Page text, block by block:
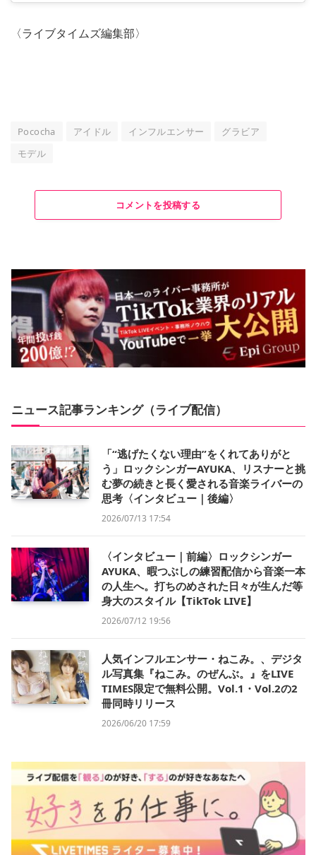
〈ライブタイムズ編集部〉
Pococha アイドル インフルエンサー
グラビア
モデル
コメントを投稿する
ニュース記事ランキング（ライブ配信）
「“逃げたくない理由”をくれてありがと
う」ロックシンガーAYUKA、リスナーと挑
む夢の続きと長く愛される音楽ライバーの
思考〈インタビュー｜後編〉
2026/07/13 17:54
〈インタビュー｜前編〉ロックシンガー
AYUKA、暇つぶしの練習配信から音楽一本
の人生へ。打ちのめされた日々が生んだ等
身大のスタイル【TikTok LIVE】
2026/07/12 19:56
人気インフルエンサー・ねこみ。、デジタ
ル写真集『ねこみ。のぜんぶ。』をLIVE
TIMES限定で無料公開。Vol.1・Vol.2の2
冊同時リリース
2026/06/20 17:59